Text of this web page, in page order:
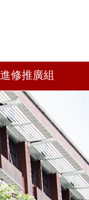
進修推廣組